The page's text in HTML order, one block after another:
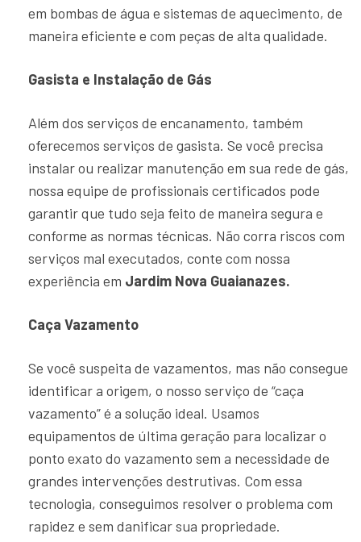
em bombas de água e sistemas de aquecimento, de
maneira eficiente e com peças de alta qualidade.
Gasista e Instalação de Gás
Além dos serviços de encanamento, também
oferecemos serviços de gasista. Se você precisa
instalar ou realizar manutenção em sua rede de gás,
nossa equipe de profissionais certificados pode
garantir que tudo seja feito de maneira segura e
conforme as normas técnicas. Não corra riscos com
serviços mal executados, conte com nossa
experiência em Jardim Nova Guaianazes.
Caça Vazamento
Se você suspeita de vazamentos, mas não consegue
identificar a origem, o nosso serviço de “caça
vazamento” é a solução ideal. Usamos
equipamentos de última geração para localizar o
ponto exato do vazamento sem a necessidade de
grandes intervenções destrutivas. Com essa
tecnologia, conseguimos resolver o problema com
rapidez e sem danificar sua propriedade.